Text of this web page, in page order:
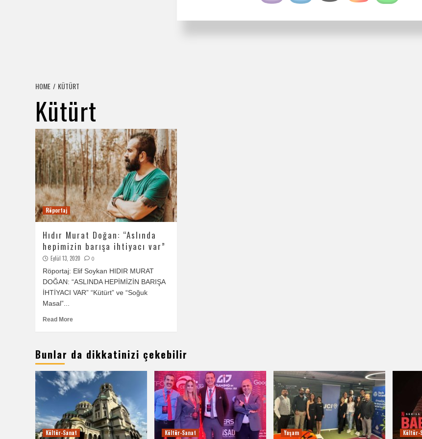
HOME KÜTÜRT
Kütürt
Röportaj
Hıdır Murat Doğan: “Aslında
hepimizin barışa ihtiyacı var”
Eylül 13, 2020 0
Röportaj: Elif Soykan HIDIR MURAT
DOĞAN: “ASLINDA HEPİMİZİN BARIŞA
İHTİYACI VAR” “Kütürt” ve “Soğuk
Masal”...
Read More
Bunlar da dikkatinizi çekebilir
Kültür-Sanat Kültür-Sanat Yaşam Kültür-